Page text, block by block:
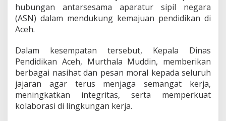
H
hubungan antarsesama aparatur sipil negara
(ASN) dalam mendukung kemajuan pendidikan di
Aceh.
Dalam kesempatan tersebut, Kepala Dinas
Pendidikan Aceh, Murthala Muddin, memberikan
berbagai nasihat dan pesan moral kepada seluruh
jajaran agar terus menjaga semangat kerja,
meningkatkan integritas, serta memperkuat
kolaborasi di lingkungan kerja.